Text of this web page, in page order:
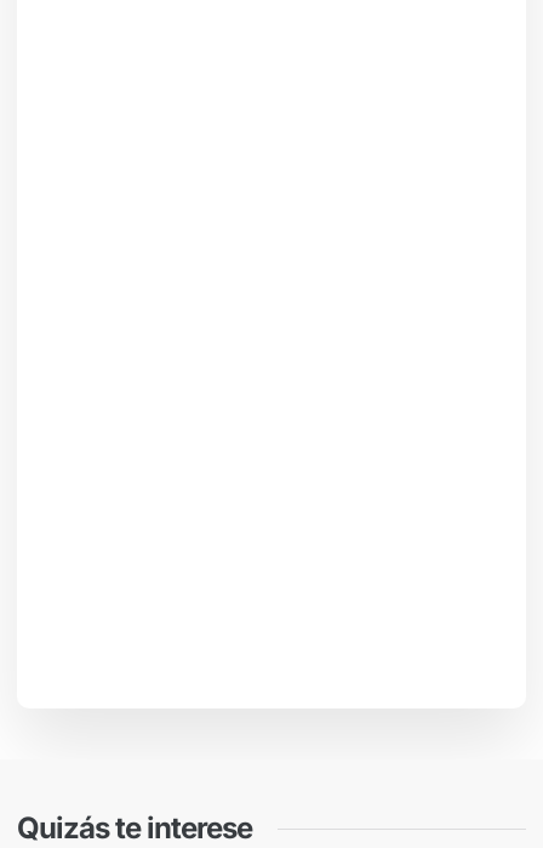
Quizás te interese